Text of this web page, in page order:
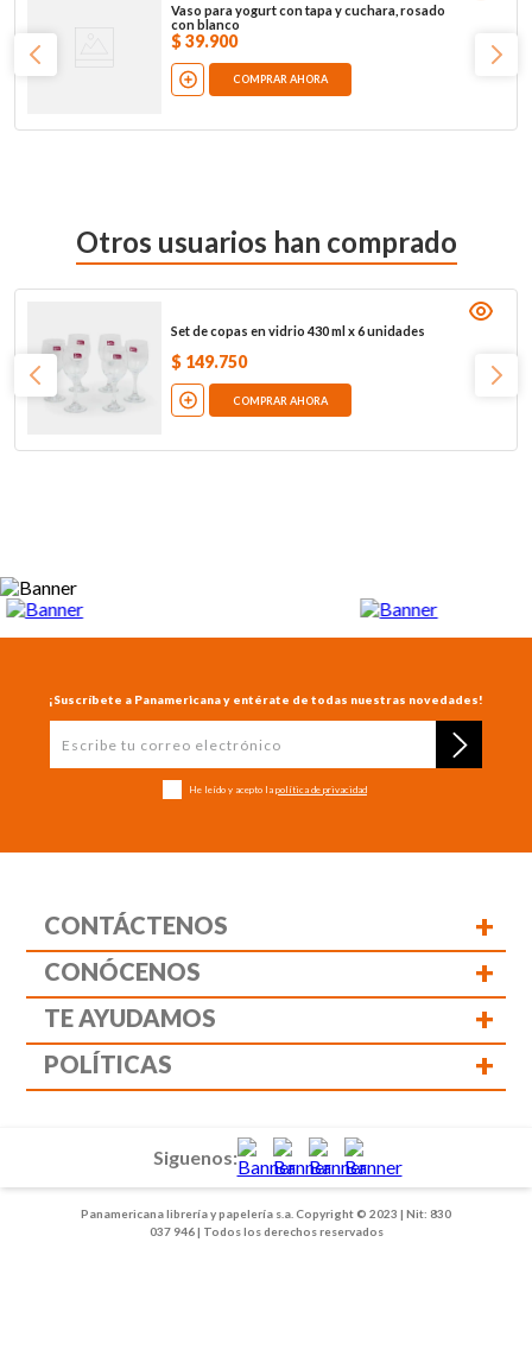
Vaso para yogurt con tapa y cuchara, rosado
con blanco
$ 39.900
COMPRAR AHORA
Otros usuarios han comprado
Set de copas en vidrio 430 ml x 6 unidades
$ 149.750
COMPRAR AHORA
¡Suscríbete a Panamericana y entérate de todas nuestras novedades!
He leído y acepto la política de privacidad
CONTÁCTENOS +
CONÓCENOS +
TE AYUDAMOS +
POLÍTICAS +
Panamericana librería y papelería s.a. Copyright © 2023 | Nit: 830
037 946 | Todos los derechos reservados
Siguenos: